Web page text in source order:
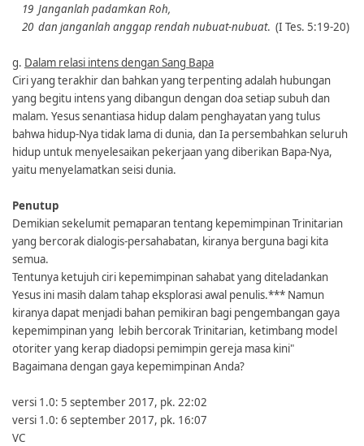
19 Janganlah padamkan Roh,
20 dan janganlah anggap rendah nubuat-nubuat. (I Tes. 5:19-20)
g. Dalam relasi intens dengan Sang Bapa
Ciri yang terakhir dan bahkan yang terpenting adalah hubungan
yang begitu intens yang dibangun dengan doa setiap subuh dan
malam. Yesus senantiasa hidup dalam penghayatan yang tulus
bahwa hidup-Nya tidak lama di dunia, dan Ia persembahkan seluruh
hidup untuk menyelesaikan pekerjaan yang diberikan Bapa-Nya,
yaitu menyelamatkan seisi dunia.
Penutup
Demikian sekelumit pemaparan tentang kepemimpinan Trinitarian
yang bercorak dialogis-persahabatan, kiranya berguna bagi kita
semua.
Tentunya ketujuh ciri kepemimpinan sahabat yang diteladankan
Yesus ini masih dalam tahap eksplorasi awal penulis.*** Namun
kiranya dapat menjadi bahan pemikiran bagi pengembangan gaya
kepemimpinan yang lebih bercorak Trinitarian, ketimbang model
otoriter yang kerap diadopsi pemimpin gereja masa kini"
Bagaimana dengan gaya kepemimpinan Anda?
versi 1.0: 5 september 2017, pk. 22:02
versi 1.0: 6 september 2017, pk. 16:07
VC